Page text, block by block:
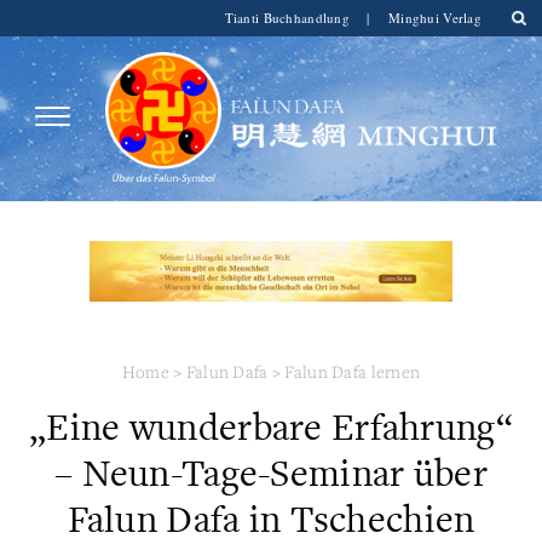
Tianti Buchhandlung | Minghui Verlag
Home > Falun Dafa > Falun Dafa lernen
„Eine wunderbare Erfahrung“
– Neun-Tage-Seminar über
Falun Dafa in Tschechien